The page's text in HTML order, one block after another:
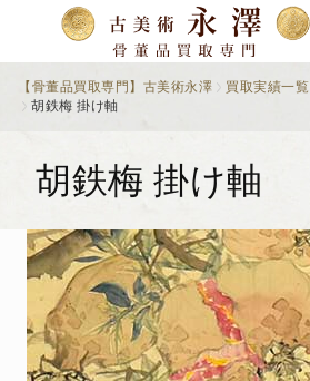
【骨董品買取専門】古美術永澤 買取実績一覧
胡鉄梅 掛け軸
胡鉄梅 掛け軸